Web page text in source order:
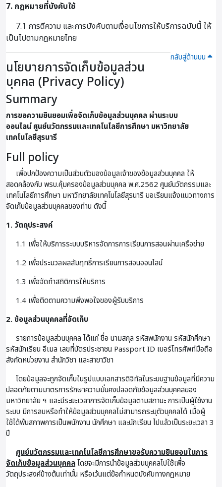
7. กฎหมายที่บังคับใช้
7.1 การตีความ และการบังคับตามเงื่อนไขการให้บริการฉบับนี้ ให้
เป็นไปตามกฎหมายไทย
กลับสู่ด้านบน
นโยบายการจัดเก็บข้อมูลส่วน
บุคคล (Privacy Policy)
Summary
การขอความยินยอมเพื่อจัดเก็บข้อมูลส่วนบุคคล ผ่านระบบ
ออนไลน์ศูนย์นวัตกรรมและเทคโนโลยีการศึกษา มหาวิทยาลัย
เทคโนโลยีสุรนารี
Full policy
เพื่อปกป้องความเป็นส่วนตัวของข้อมูลเจ้าของข้อมูลส่วนบุคคล ให้
สอดคล้องกับ พรบ.คุ้มครองข้อมูลส่วนบุคคล พ.ศ.2562 ศูนย์นวัตกรรมและ
เทคโนโลยีการศึกษา มหาวิทยาลัยเทคโนโลยีสุรนารี ขอเรียนแจ้งแนวทางการ
จัดเก็บข้อมูลส่วนบุคคลของท่าน ดังนี้
1. วัตถุประสงค์
1.1 เพื่อให้บริการระบบบริหารจัดการการเรียนการสอนผ่านเครือข่าย
1.2 เพื่อประมวลผลสัมฤทธิ์การเรียนการสอนออนไลน์
1.3 เพื่อจัดทำสถิติการให้บริการ
1.4 เพื่อติดตามความพึงพอใจของผู้รับบริการ
2. ข้อมูลส่วนบุคคลที่จัดเก็บ
รายการข้อมูลส่วนบุคคล ได้แก่ ชื่อ นามสกุล รหัสพนักงาน รหัสนักศึกษา
รหัสนักเรียน อีเมล เลขที่บัตรประชาชน Passport ID เบอร์โทรศัพท์มือถือ
สังกัดหน่วยงาน สำนักวิชา และสาขาวิชา
โดยข้อมูลจะถูกจัดเก็บในรูปแบบเอกสารดิจิทัลในระบบฐานข้อมูลที่มีความ
ปลอดภัยตามมาตรการรักษาความมั่นคงปลอดภัยข้อมูลส่วนบุคคลของ
มหาวิทยาลัย ฯ และมีระยะเวลาการจัดเก็บข้อมูลตามสถานะ การเป็นผู้ใช้งาน
ระบบ มีการลบหรือทำให้ข้อมูลส่วนบุคคลไม่สามารถระบุตัวบุคคลได้ เมื่อผู้
ใช้ได้พ้นสภาพการเป็นพนักงาน นักศึกษา และนักเรียน ไปแล้วเป็นระยะเวลา 3
ปี
ศูนย์นวัตกรรมและเทคโนโลยีการศึกษาขอรับความยินยอมในการ
จัดเก็บข้อมูลส่วนบุคคลโดยจะมีการนำข้อมูลส่วนบุคคลไปใช้เพื่อ
วัตถุประสงค์ข้างต้นเท่านั้น หรือเว้นแต่ข้อกำหนดบังคับทางกฎหมาย